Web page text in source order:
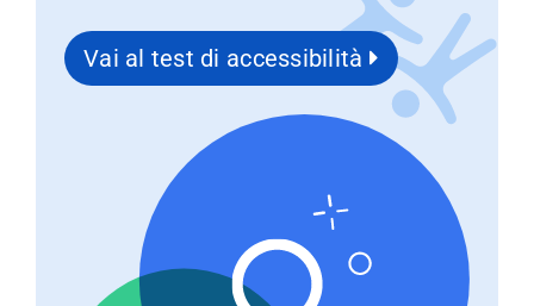
Vai al test di accessibilità